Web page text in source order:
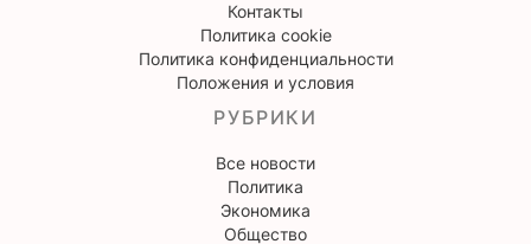
Контакты
Политика cookie
Политика конфиденциальности
Положения и условия
РУБРИКИ
Все новости
Политика
Экономика
Общество